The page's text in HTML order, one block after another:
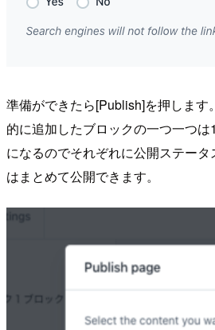
準備ができたら[Publish]を押します
的に追加したブロックの一つ一つ
になるのでそれぞれに公開ステー
はまとめて公開できます。